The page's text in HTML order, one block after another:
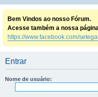
Bem Vindos ao nosso Fórum.
Acesse também a nossa
https://www.facebook.com/
Entrar
Nome de usuário: